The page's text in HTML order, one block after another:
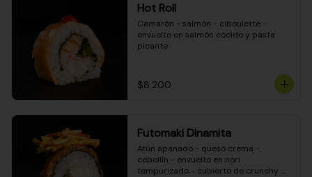
Hot Roll
Camarón - salmón - ciboulette -
envuelto en salmón cocido y pasta
picante
$8.200
Futomaki Dinamita
Atún apanado - queso crema -
cebollín - envuelto en nori
tempurizado - cubierto de crunchy